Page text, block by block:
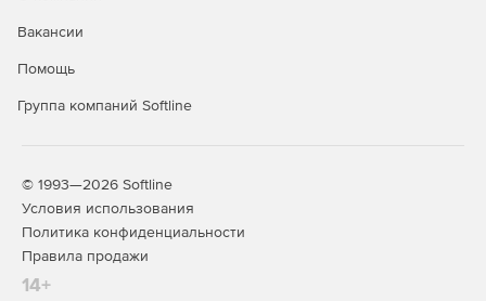
Вакансии
Помощь
Группа компаний Softline
© 1993—2026 Softline
Условия использования
Политика конфиденциальности
Правила продажи
14+